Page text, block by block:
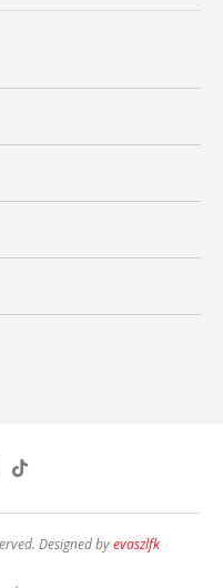
Designed byevaszlfk